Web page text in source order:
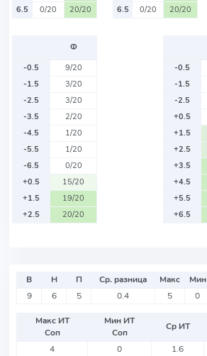
6.5
0/20 20/20
6.5
0/20 20/20
Ф
-0.5
9/20
-1.5
3/20
-2.5
3/20
-3.5
2/20
-4.5
1/20
-5.5
1/20
-6.5
0/20
+0.5
15/20
+1.5
19/20
+2.5
20/20
-0.5
-1.5
-2.5
+0.5
+1.5
+2.5
+3.5
+4.5
+5.5
+6.5
В Н П Ср. разница Макс Мин
9
6 5 0.4 5 0
Макс ИТ
Соп
Мин ИТ
Соп
Ср ИТ
4
0 1.6